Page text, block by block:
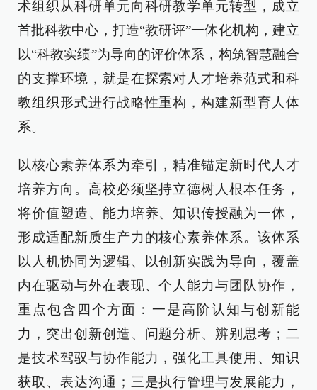
术组织从科研单元向科研教学单元转型，成立
首批科教中心，打造“教研评”一体化机构，建立
以“科教实绩”为导向的评价体系，构筑智慧融合
的支撑环境，就是在探索对人才培养范式和科
教组织形式进行战略性重构，构建新型育人体
系。
以核心素养体系为牵引，精准锚定新时代人才
培养方向。高校必须坚持立德树人根本任务，
将价值塑造、能力培养、知识传授融为一体，
形成适配新质生产力的核心素养体系。该体系
以人机协同为逻辑、以创新实践为导向，覆盖
内在驱动与外在表现、个人能力与团队协作，
重点包含四个方面：一是高阶认知与创新能
力，突出创新创造、问题分析、辨别思考；二
是技术驾驭与协作能力，强化工具使用、知识
获取、表达沟通；三是执行管理与发展能力，